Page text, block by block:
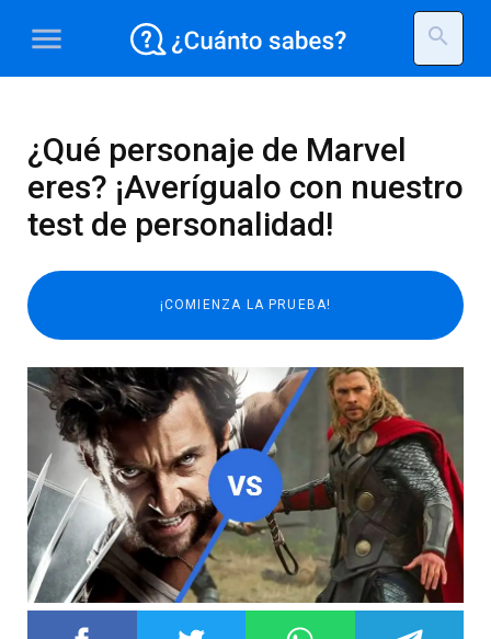
menu search
¿Qué personaje de Marvel
eres? ¡Averígualo con nuestro
test de personalidad!